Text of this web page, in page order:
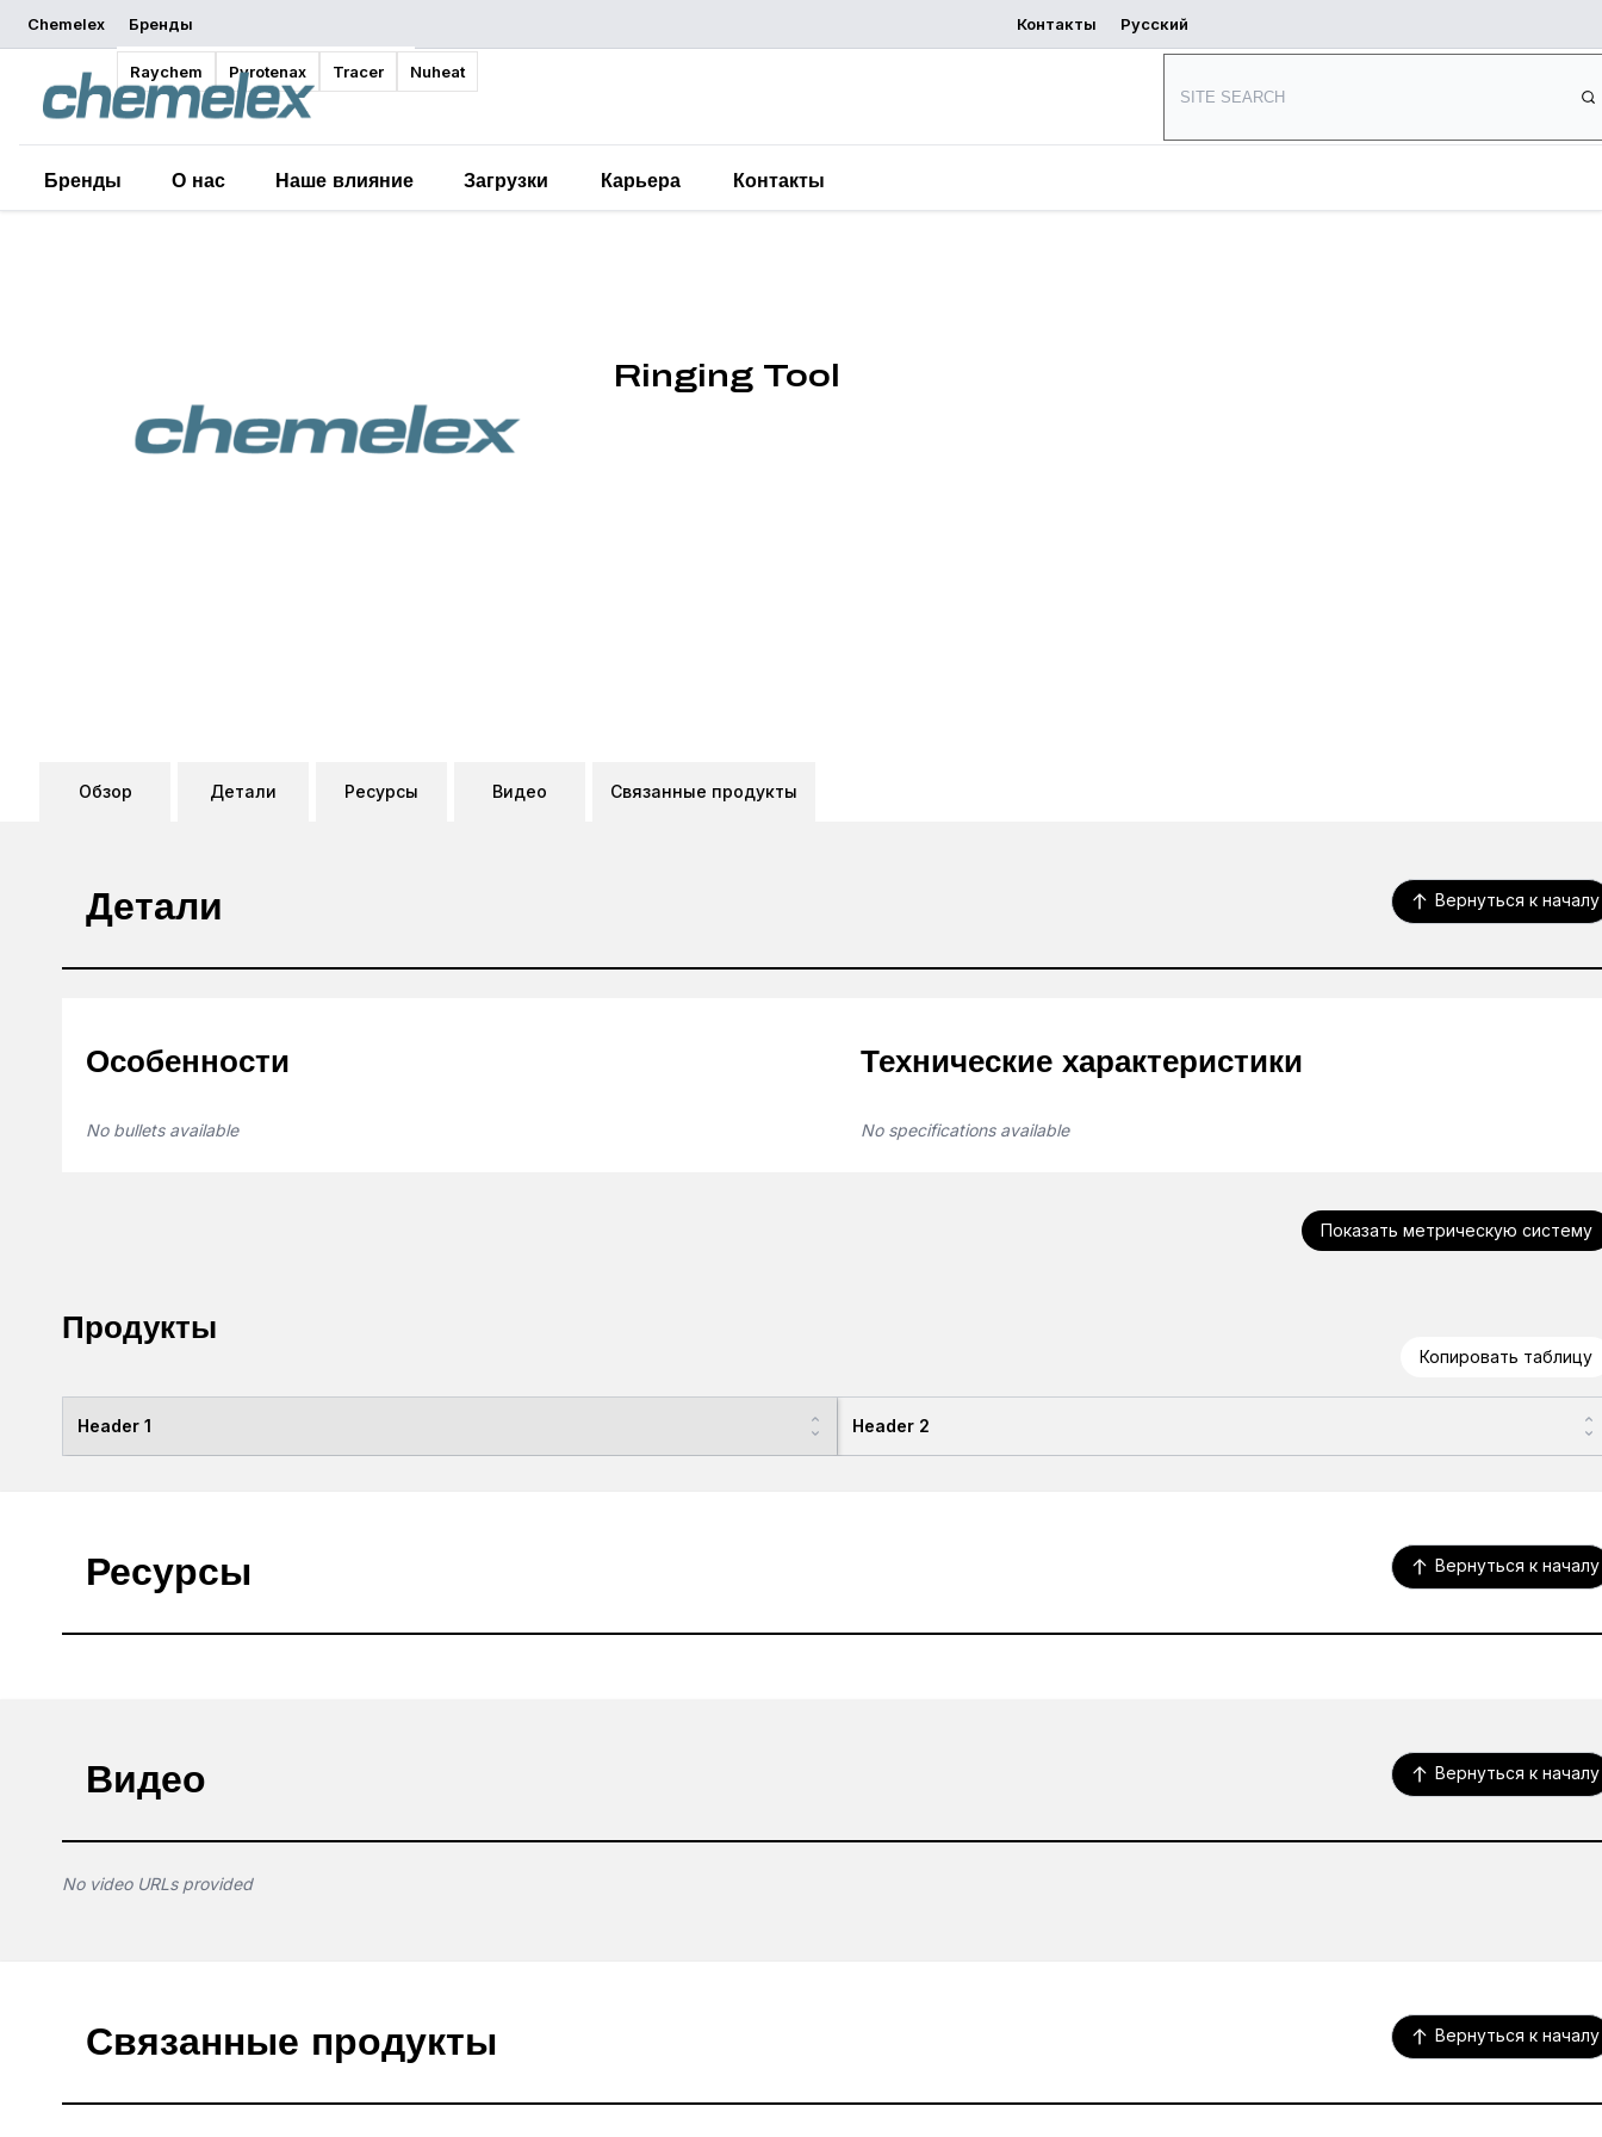
Chemelex Бренды
Raychem Pyrotenax Tracer Nuheat
Контакты Русский
Бренды О нас Наше влияние Загрузки Карьера Контакты
Где купить
проектирование
Обзор
Ringing Tool
Обзор Детали Ресурсы Видео Связанные продукты
Детали Вернуться к началу
Особенности
No bullets available
Технические характеристики
No specifications available
Показать метрическую систему
Продукты
Копировать таблицу
Header 1 Header 2
Ресурсы Вернуться к началу
Видео Вернуться к началу
No video URLs provided
Связанные продукты Вернуться к началу